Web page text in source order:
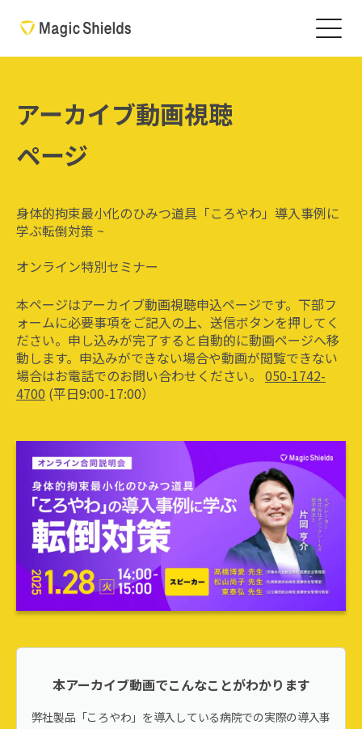
アーカイブ動画視聴
ページ
身体的拘束最小化のひみつ道具「ころやわ」導入事例に
学ぶ転倒対策 ~
オンライン特別セミナー
本ページはアーカイブ動画視聴申込ページです。下部フ
ォームに必要事項をご記入の上、送信ボタンを押してく
ださい。申し込みが完了すると自動的に動画ページへ移
動します。申込みができない場合や動画が閲覧できない
場合はお電話でのお問い合わせください。 050-1742-
4700 (平日9:00-17:00）
本アーカイブ動画でこんなことがわかります
弊社製品「ころやわ」を導入している病院での実際の導入事